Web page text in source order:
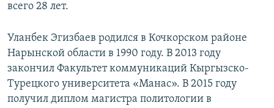
всего 28 лет.
Уланбек Эгизбаев родился в Кочкорском районе
Нарынской области в 1990 году. В 2013 году
закончил Факультет коммуникаций Кыргызско-
Турецкого университета «Манас». В 2015 году
получил диплом магистра политологии в